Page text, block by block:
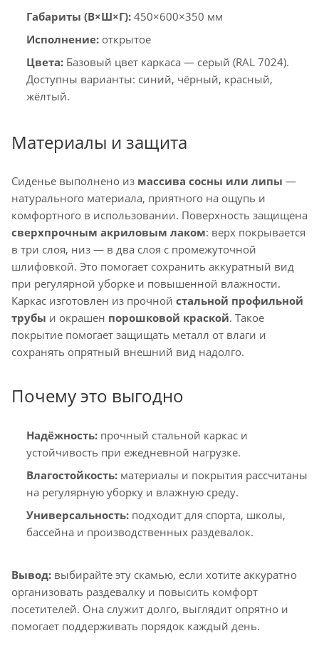
Габариты (В×Ш×Г): 450×600×350 мм
Исполнение: открытое
Цвета: Базовый цвет каркаса — серый (RAL 7024).
Доступны варианты: синий, чёрный, красный,
жёлтый.
Материалы и защита
Сиденье выполнено из массива сосны или липы —
натурального материала, приятного на ощупь и
комфортного в использовании. Поверхность защищена
сверхпрочным акриловым лаком: верх покрывается
в три слоя, низ — в два слоя с промежуточной
шлифовкой. Это помогает сохранить аккуратный вид
при регулярной уборке и повышенной влажности.
Каркас изготовлен из прочной стальной профильной
трубы и окрашен порошковой краской. Такое
покрытие помогает защищать металл от влаги и
сохранять опрятный внешний вид надолго.
Почему это выгодно
Надёжность: прочный стальной каркас и
устойчивость при ежедневной нагрузке.
Влагостойкость: материалы и покрытия рассчитаны
на регулярную уборку и влажную среду.
Универсальность: подходит для спорта, школы,
бассейна и производственных раздевалок.
Вывод: выбирайте эту скамью, если хотите аккуратно
организовать раздевалку и повысить комфорт
посетителей. Она служит долго, выглядит опрятно и
помогает поддерживать порядок каждый день.